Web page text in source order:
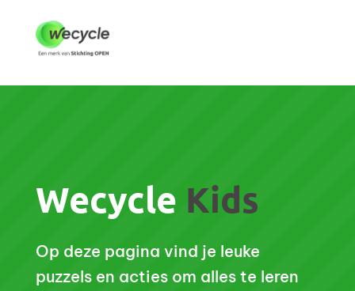
Wecycle Kids
Op deze pagina vind je leuke
puzzels en acties om alles te leren